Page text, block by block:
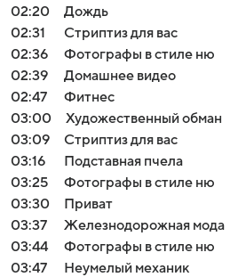
02:20
Дождь
02:31
Стриптиз для вас
02:36
Фотографы в стиле ню
02:39
Домашнее видео
02:47
Фитнес
03:00
Художественный обман
03:09
Стриптиз для вас
03:16
Подставная пчела
03:25
Фотографы в стиле ню
03:30
Приват
03:37
Железнодорожная мода
03:44
Фотографы в стиле ню
03:47
Неумелый механик